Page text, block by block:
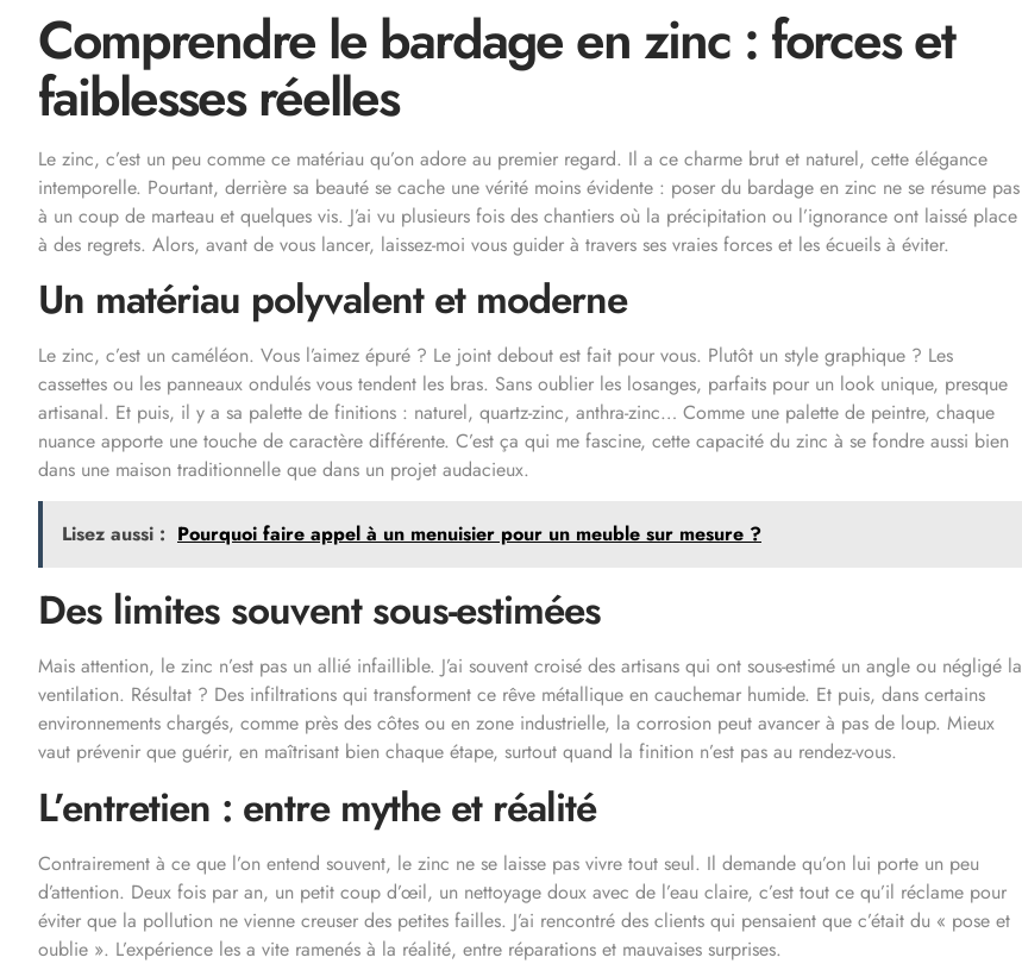
Comprendre le bardage en zinc : forces et
faiblesses réelles
Le zinc, c’est un peu comme ce matériau qu’on adore au premier regard. Il a ce charme brut et naturel, cette élégance
intemporelle. Pourtant, derrière sa beauté se cache une vérité moins évidente : poser du bardage en zinc ne se résume pas
à un coup de marteau et quelques vis. J’ai vu plusieurs fois des chantiers où la précipitation ou l’ignorance ont laissé place
à des regrets. Alors, avant de vous lancer, laissez-moi vous guider à travers ses vraies forces et les écueils à éviter.
Un matériau polyvalent et moderne
Le zinc, c’est un caméléon. Vous l’aimez épuré ? Le joint debout est fait pour vous. Plutôt un style graphique ? Les
cassettes ou les panneaux ondulés vous tendent les bras. Sans oublier les losanges, parfaits pour un look unique, presque
artisanal. Et puis, il y a sa palette de finitions : naturel, quartz-zinc, anthra-zinc… Comme une palette de peintre, chaque
nuance apporte une touche de caractère différente. C’est ça qui me fascine, cette capacité du zinc à se fondre aussi bien
dans une maison traditionnelle que dans un projet audacieux.
Lisez aussi : Pourquoi faire appel à un menuisier pour un meuble sur mesure ?
Des limites souvent sous-estimées
Mais attention, le zinc n’est pas un allié infaillible. J’ai souvent croisé des artisans qui ont sous-estimé un angle ou négligé la
ventilation. Résultat ? Des infiltrations qui transforment ce rêve métallique en cauchemar humide. Et puis, dans certains
environnements chargés, comme près des côtes ou en zone industrielle, la corrosion peut avancer à pas de loup. Mieux
vaut prévenir que guérir, en maîtrisant bien chaque étape, surtout quand la finition n’est pas au rendez-vous.
L’entretien : entre mythe et réalité
Contrairement à ce que l’on entend souvent, le zinc ne se laisse pas vivre tout seul. Il demande qu’on lui porte un peu
d’attention. Deux fois par an, un petit coup d’œil, un nettoyage doux avec de l’eau claire, c’est tout ce qu’il réclame pour
éviter que la pollution ne vienne creuser des petites failles. J’ai rencontré des clients qui pensaient que c’était du « pose et
oublie ». L’expérience les a vite ramenés à la réalité, entre réparations et mauvaises surprises.